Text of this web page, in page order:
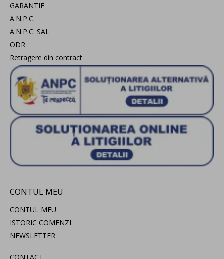
GARANTIE
A.N.P.C.
A.N.P.C. SAL
ODR
Retragere din contract
CONTUL MEU
CONTUL MEU
ISTORIC COMENZI
NEWSLETTER